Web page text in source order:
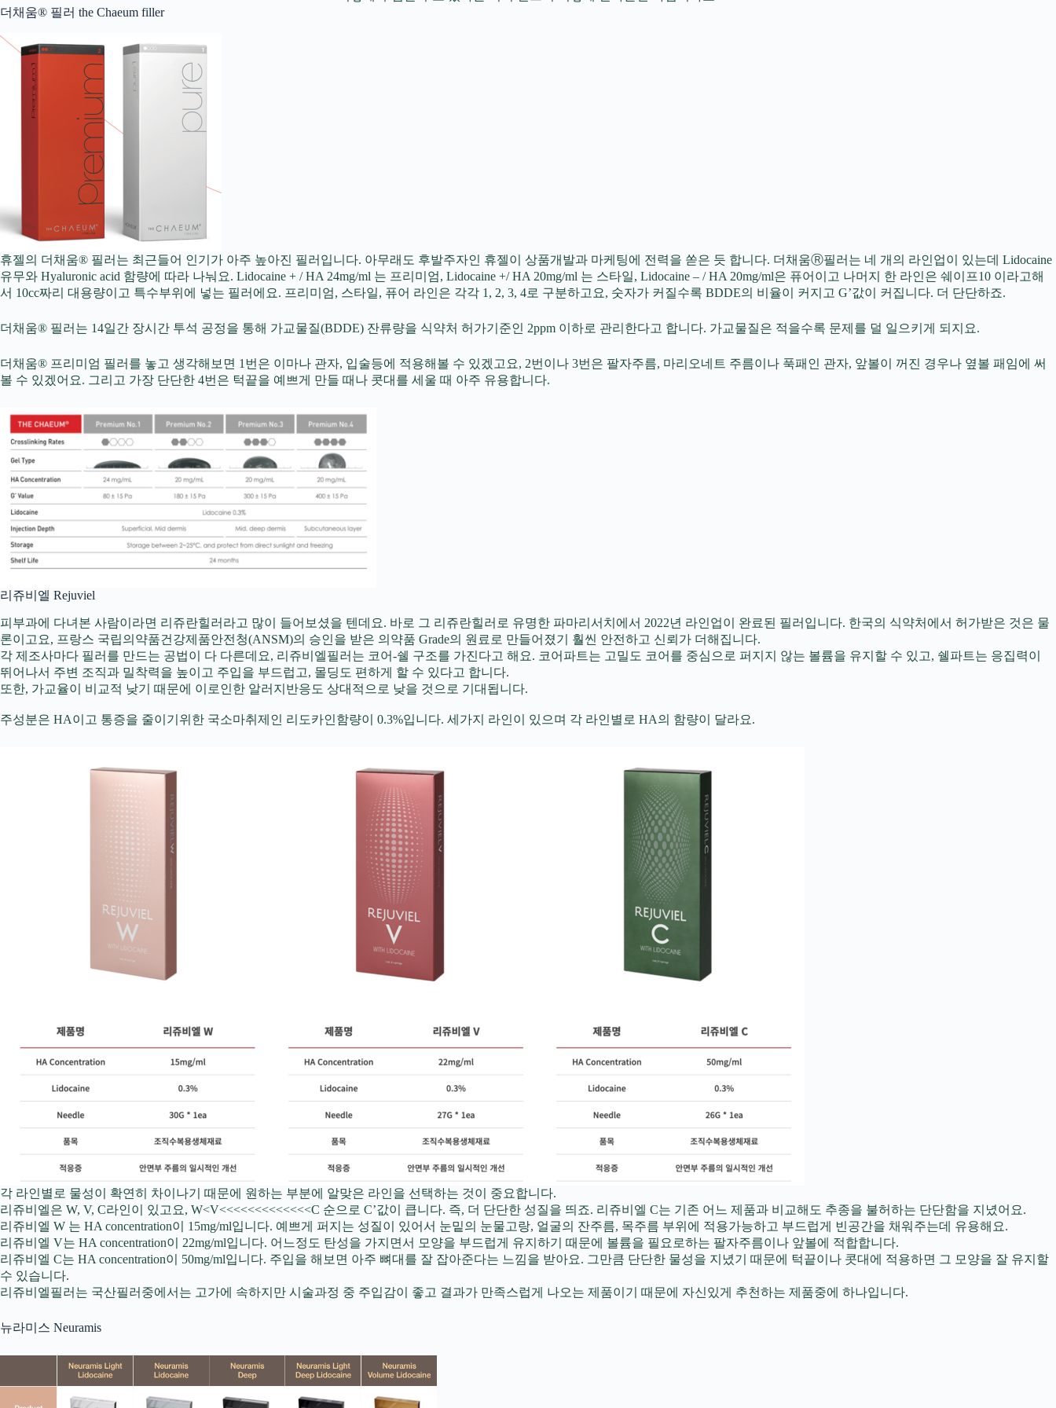
더채움® 필러 the Chaeum filler
휴젤의 더채움® 필러는 최근들어 인기가 아주 높아진 필러입니다. 아무래도 후발주자인 휴젤이 상품개발과 마케팅에 전력을 쏟은 듯 합니다. 더채움Ⓡ필러는 네 개의 라인업이 있는데 Lidocaine
유무와 Hyaluronic acid 함량에 따라 나눠요. Lidocaine + / HA 24mg/ml 는 프리미엄, Lidocaine +/ HA 20mg/ml 는 스타일, Lidocaine – / HA 20mg/ml은 퓨어이고 나머지 한 라인은 쉐이프10 이라고해
서 10cc짜리 대용량이고 특수부위에 넣는 필러에요. 프리미엄, 스타일, 퓨어 라인은 각각 1, 2, 3, 4로 구분하고요, 숫자가 커질수록 BDDE의 비율이 커지고 G’값이 커집니다. 더 단단하죠.
더채움® 필러는 14일간 장시간 투석 공정을 통해 가교물질(BDDE) 잔류량을 식약처 허가기준인 2ppm 이하로 관리한다고 합니다. 가교물질은 적을수록 문제를 덜 일으키게 되지요.
더채움® 프리미엄 필러를 놓고 생각해보면 1번은 이마나 관자, 입술등에 적용해볼 수 있겠고요, 2번이나 3번은 팔자주름, 마리오네트 주름이나 푹패인 관자, 앞볼이 꺼진 경우나 옆볼 패임에 써
볼 수 있겠어요. 그리고 가장 단단한 4번은 턱끝을 예쁘게 만들 때나 콧대를 세울 때 아주 유용합니다.
리쥬비엘 Rejuviel
피부과에 다녀본 사람이라면 리쥬란힐러라고 많이 들어보셨을 텐데요. 바로 그 리쥬란힐러로 유명한 파마리서치에서 2022년 라인업이 완료된 필러입니다. 한국의 식약처에서 허가받은 것은 물
론이고요, 프랑스 국립의약품건강제품안전청(ANSM)의 승인을 받은 의약품 Grade의 원료로 만들어졌기 훨씬 안전하고 신뢰가 더해집니다.
각 제조사마다 필러를 만드는 공법이 다 다른데요, 리쥬비엘필러는 코어-쉘 구조를 가진다고 해요. 코어파트는 고밀도 코어를 중심으로 퍼지지 않는 볼륨을 유지할 수 있고, 쉘파트는 응집력이
뛰어나서 주변 조직과 밀착력을 높이고 주입을 부드럽고, 몰딩도 편하게 할 수 있다고 합니다.
또한, 가교율이 비교적 낮기 때문에 이로인한 알러지반응도 상대적으로 낮을 것으로 기대됩니다.
주성분은 HA이고 통증을 줄이기위한 국소마취제인 리도카인함량이 0.3%입니다. 세가지 라인이 있으며 각 라인별로 HA의 함량이 달라요.
각 라인별로 물성이 확연히 차이나기 때문에 원하는 부분에 알맞은 라인을 선택하는 것이 중요합니다.
리쥬비엘은 W, V, C라인이 있고요, W<V<<<<<<<<<<<<<C 순으로 C’값이 큽니다. 즉, 더 단단한 성질을 띄죠. 리쥬비엘 C는 기존 어느 제품과 비교해도 추종을 불허하는 단단함을 지녔어요.
리쥬비엘 W 는 HA concentration이 15mg/ml입니다. 예쁘게 퍼지는 성질이 있어서 눈밑의 눈물고랑, 얼굴의 잔주름, 목주름 부위에 적용가능하고 부드럽게 빈공간을 채워주는데 유용해요.
리쥬비엘 V는 HA concentration이 22mg/ml입니다. 어느정도 탄성을 가지면서 모양을 부드럽게 유지하기 때문에 볼륨을 필요로하는 팔자주름이나 앞볼에 적합합니다.
리쥬비엘 C는 HA concentration이 50mg/ml입니다. 주입을 해보면 아주 뼈대를 잘 잡아준다는 느낌을 받아요. 그만큼 단단한 물성을 지녔기 때문에 턱끝이나 콧대에 적용하면 그 모양을 잘 유지할
수 있습니다.
리쥬비엘필러는 국산필러중에서는 고가에 속하지만 시술과정 중 주입감이 좋고 결과가 만족스럽게 나오는 제품이기 때문에 자신있게 추천하는 제품중에 하나입니다.
뉴라미스 Neuramis